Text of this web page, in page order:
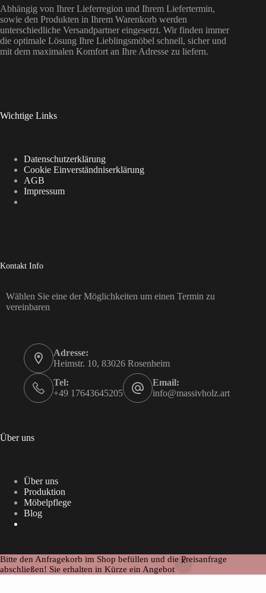
Bitte den Anfragekorb im Shop befüllen und die Preisanfrage
abschließen! Sie erhalten in Kürze ein Angebot
Abhängig von Ihrer Lieferregion und Ihrem Liefertermin,
sowie den Produkten in Ihrem Warenkorb werden
unterschiedliche Versandpartner eingesetzt. Wir finden immer
die optimale Lösung Ihre Lieblingsmöbel schnell, sicher und
mit dem maximalen Komfort an Ihre Adresse zu liefern.
Wichtige Links
Datenschutzerklärung
Cookie Einverständniserklärung
AGB
Impressum
Kontakt Info
Wählen Sie eine der Möglichkeiten um einen Termin zu
vereinbaren
Adresse:
Heimstr. 10, 83026 Rosenheim
Tel:
+49 17643645205
Email:
info@massivholz.art
Über uns
Über uns
Produktion
Möbelpflege
Blog
Copyright ©Massivholz